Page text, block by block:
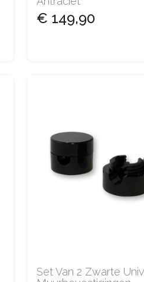
€ 149,90
Set Van 2 Zwarte